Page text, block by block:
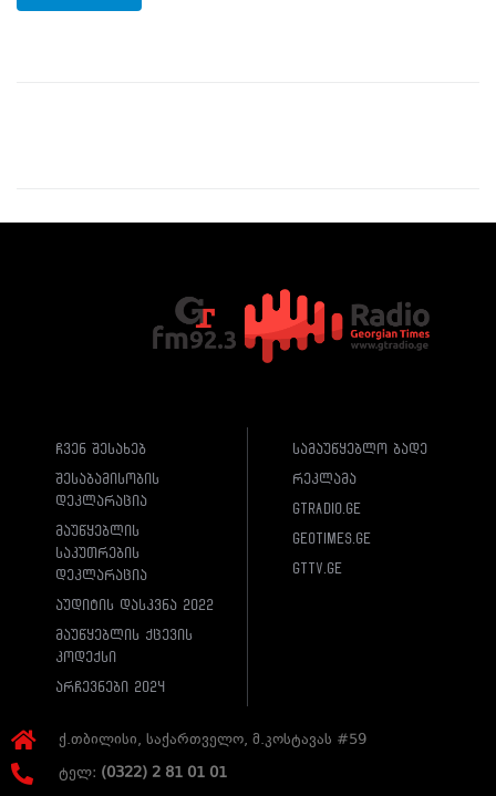
ჩვენ შესახებ
შესაბამისობის
დეკლარაცია
მაუწყებლის
საკუთრების
დეკლარაცია
აუდიტის დასკვნა 2022
მაუწყებლის ქცევის
კოდექსი
არჩევნები 2024
სამაუწყებლო ბადე
რეკლამა
gtradio.ge
geotimes.ge
gttv.ge
ქ.თბილისი, საქართველო, მ.კოსტავას #59
ტელ: (0322) 2 81 01 01